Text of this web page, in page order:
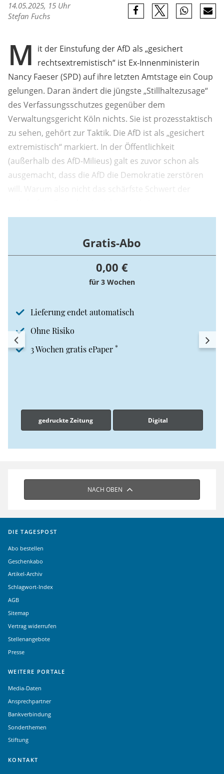
14.05.2025, 15 Uhr
Stefan Fuchs
M it der Einstufung der AfD als „gesichert
rechtsextremistisch“ ist Ex-Innenministerin
Nancy Faeser (SPD) auf ihre letzten Amtstage ein Coup
gelungen. Daran ändert die jüngste „Stillhaltezusage“
des Verfassungsschutzes gegenüber dem
Verwaltungsgericht Köln nichts. Sie ist prozesstaktisch
zu sehen, gehört zur Taktik. Die AfD ist als „gesichert
extremistisch“ markiert. In der Öffentlichkeit
(außerhalb des AfD-Milieus) galt es zuvor schon als
ausgemacht, dass die AfD die Demokratie zerstören
will. Warum also nicht das schärfste Schwert der
Parteiverbotsverfahren vor dem
Gratis-Abo
0,00 €
für 3 Wochen
Lieferung endet automatisch
Ohne Risiko
3 Wochen gratis ePaper *
gedruckte Zeitung Digital
NACH OBEN
DIE TAGESPOST
Abo bestellen
Geschenkabo
Artikel-Archiv
Schlagwort-Index
AGB
Sitemap
Vertrag widerrufen
Stellenangebote
Presse
WEITERE PORTALE
Media-Daten
Ansprechpartner
Bankverbindung
Sonderthemen
Stiftung
KONTAKT